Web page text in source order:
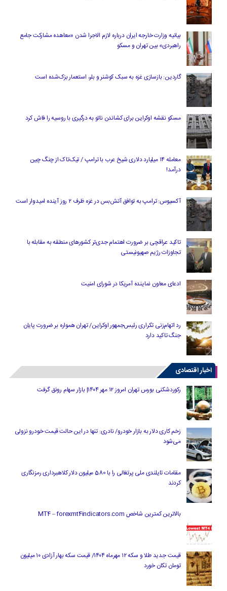
بیانیه وزارت خارجه ایران درباره لازم‌ الاجرا شدن «معاهده مشارکت جامع
راهبردی» بین تهران و مسکو
گاردین: بازسازی غزه به سبک کوشنر و بلر، استعمار بزک‌شده است
مسکو نقشه اوکراین برای کشاندن ناتو به درگیری با روسیه را فاش کرد
معامله ۱۴ میلیارد دلاری شیخ عرب با ترامپ / تیک‌تاک از چنگ چین
درآمد!
آکسیوس: ترامپ به توافق آتش‌بس در غزه ظرف ۲ روز آینده امیدوار است
تاکید عراقچی بر ضرورت اهتمام جدی‌تر کشورهای منطقه به مقابله با
تجاوزات رژیم صهیونیستی
ادعای معاون نماینده آمریکا در شورای امنیت
رد اتهام‌زنی تکراری رئیس‌جمهور اوکراین/ تهران همواره بر ضرورت پایان
جنگ تاکید دارد
اخبار اقتصادی
رکوردشکنی بورس تهران امروز ۱۲ مهر ۱۴۰۴| بازار سهام رونق گرفت
زخم کاری دلار به بازار خودرو/ نادری: تنها در این حالت قیمت خودرو نزولی
می‌شود
مقامات تایلندی ملی پرتغالی را با 580 میلیون دلار کلاهبرداری رمزنگاری
کردند
بالاترین کمترین شاخص MT4 – forexmt4indicators.com
قیمت جدید طلا و سکه ۱۲ مهرماه ۱۴۰۴/ قیمت سکه بهار آزادی ۱۰ میلیون
تومان تکان خورد